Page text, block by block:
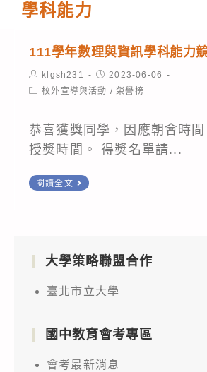
學科能力
111學年數理與資訊學科能力
Post
author:
klgsh231
Post
published:
2023-06-06
Post校外宣導與活動 / 榮譽榜
恭喜獲獎同學，因應朝會時
授獎時間。 得獎名單請...
閱讀全文
111
理
資
學
科
大學策略聯盟合作
臺北市立大學
國中教育會考專區
會考最新消息